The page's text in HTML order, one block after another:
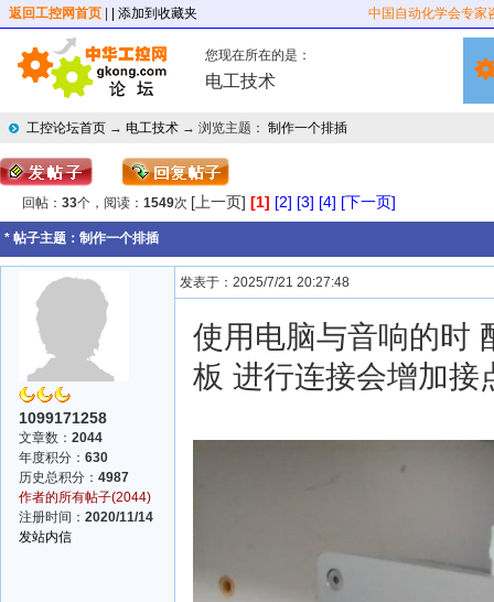
返回工控网首页 | 添加到收藏夹 中国自动化学会专家
您现在所在的是：
电工技术
工控论坛首页 → 电工技术 → 浏览主题： 制作一个排插
回帖： 33个，阅读： 1549次 [上一页] [1] [2] [3] [4] [下一页]
* 帖子主题： 制作一个排插
1099171258
文章数： 2044
年度积分： 630
历史总积分： 4987
作者的所有帖子(2044)
注册时间： 2020/11/14
发站内信
发表于：2025/7/21 20:27:48
使用电脑与音响的时
板 进行连接会增加接